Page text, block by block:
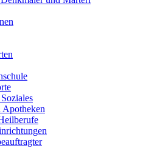
Apotheken